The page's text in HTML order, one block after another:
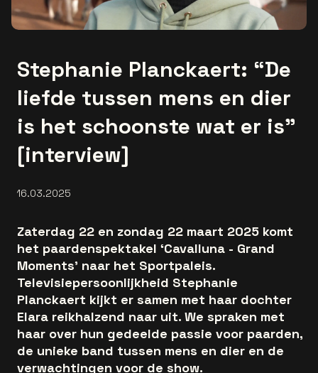
Stephanie Planckaert: “De
liefde tussen mens en dier
is het schoonste wat er is”
[interview]
16.03.2025
Zaterdag 22 en zondag 22 maart 2025 komt
het paardenspektakel ‘Cavalluna - Grand
Moments’ naar het Sportpaleis.
Televisiepersoonlijkheid Stephanie
Planckaert kijkt er samen met haar dochter
Elara reikhalzend naar uit. We spraken met
haar over hun gedeelde passie voor paarden,
de unieke band tussen mens en dier en de
verwachtingen voor de show.